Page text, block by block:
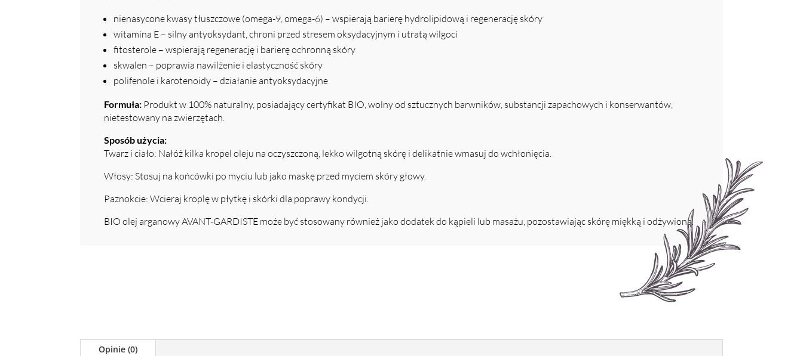
nienasycone kwasy tłuszczowe (omega-9, omega-6) – wspierają barierę hydrolipidową i regenerację skóry
witamina E – silny antyoksydant, chroni przed stresem oksydacyjnym i utratą wilgoci
fitosterole – wspierają regenerację i barierę ochronną skóry
skwalen – poprawia nawilżenie i elastyczność skóry
polifenole i karotenoidy – działanie antyoksydacyjne
Formuła: Produkt w 100% naturalny, posiadający certyfikat BIO, wolny od sztucznych barwników, substancji zapachowych i konserwantów,
nietestowany na zwierzętach.
Sposób użycia:
Twarz i ciało: Nałóż kilka kropel oleju na oczyszczoną, lekko wilgotną skórę i delikatnie wmasuj do wchłonięcia.
Włosy: Stosuj na końcówki po myciu lub jako maskę przed myciem skóry głowy.
Paznokcie: Wcieraj kroplę w płytkę i skórki dla poprawy kondycji.
BIO olej arganowy AVANT-GARDISTE może być stosowany również jako dodatek do kąpieli lub masażu, pozostawiając skórę miękką i odżywioną.
Opinie (0)